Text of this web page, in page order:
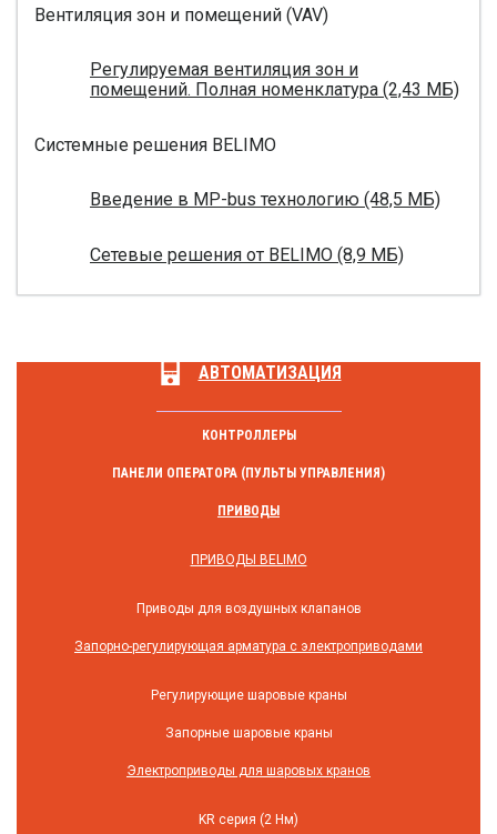
Вентиляция зон и помещений (VAV)
Регулируемая вентиляция зон и
помещений. Полная номенклатура (2,43 МБ)
Системные решения BELIMO
Введение в MP-bus технологию (48,5 МБ)
Сетевые решения от BELIMO (8,9 МБ)
АВТОМАТИЗАЦИЯ
КОНТРОЛЛЕРЫ
ПАНЕЛИ ОПЕРАТОРА (ПУЛЬТЫ УПРАВЛЕНИЯ)
ПРИВОДЫ
ПРИВОДЫ BELIMO
Приводы для воздушных клапанов
Запорно-регулирующая арматура с электроприводами
Регулирующие шаровые краны
Запорные шаровые краны
Электроприводы для шаровых кранов
KR серия (2 Нм)